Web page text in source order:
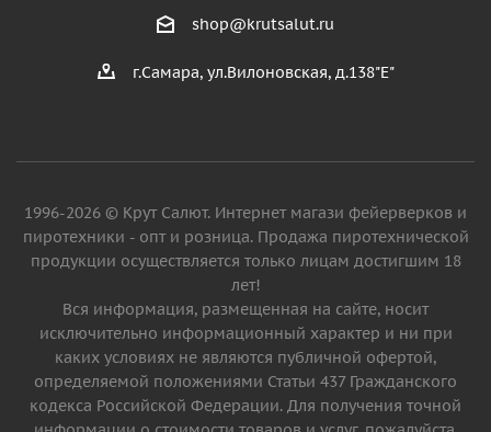
shop@krutsalut.ru
г.Самара, ул.Вилоновская, д.138"Е"
1996-2026 © Крут Салют. Интернет магази фейерверков и
пиротехники - опт и розница. Продажа пиротехнической
продукции осуществляется только лицам достигшим 18
лет!
Вся информация, размещенная на сайте, носит
исключительно информационный характер и ни при
каких условиях не являются публичной офертой,
определяемой положениями Статьи 437 Гражданского
кодекса Российской Федерации. Для получения точной